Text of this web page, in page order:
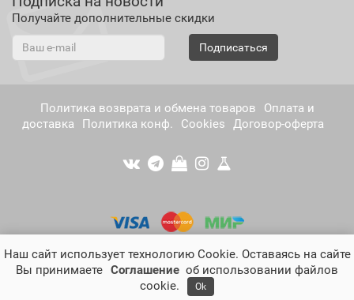
Получайте дополнительные скидки
Подписаться
Политика возврата и обмена товаров
Оплата и
доставка
Политика конф. Cookies Договор-оферта
musco.ru - [músco] - натуральная косметика нового
поколения © 2026
Наш сайт использует технологию Cookie. Оставаясь на сайте
Вы принимаете Соглашение об использовании файлов
cookie.
Ok